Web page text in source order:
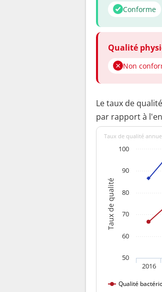
Conforme
Qualité
Non
Le taux de
par rapport à
Taux de qualité
Taux de qualité
Qualité
2016
50
60
70
80
90
100